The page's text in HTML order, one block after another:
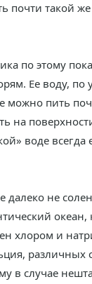
почти такой
по этому
Ее воду,
можно пить
на
воде всегда
далеко не
океан,
хлором и
различных
в случае